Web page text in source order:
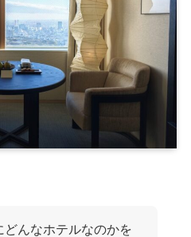
どんなホテルなのかを